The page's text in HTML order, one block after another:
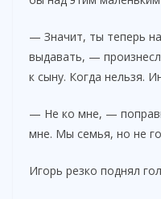
— Значит, ты теперь
выдавать, —
к сыну. Когда нельзя.
— Не ко мне, —
мне. Мы семья, но не
Игорь резко поднял